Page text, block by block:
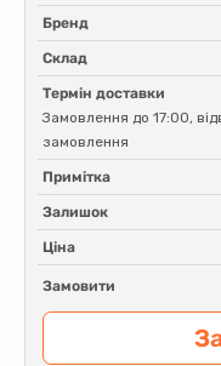
Бренд
Склад
Термін доставки
Замовлення до 17:00,
замовлення
Примітка
Залишок
Ціна
Замовити